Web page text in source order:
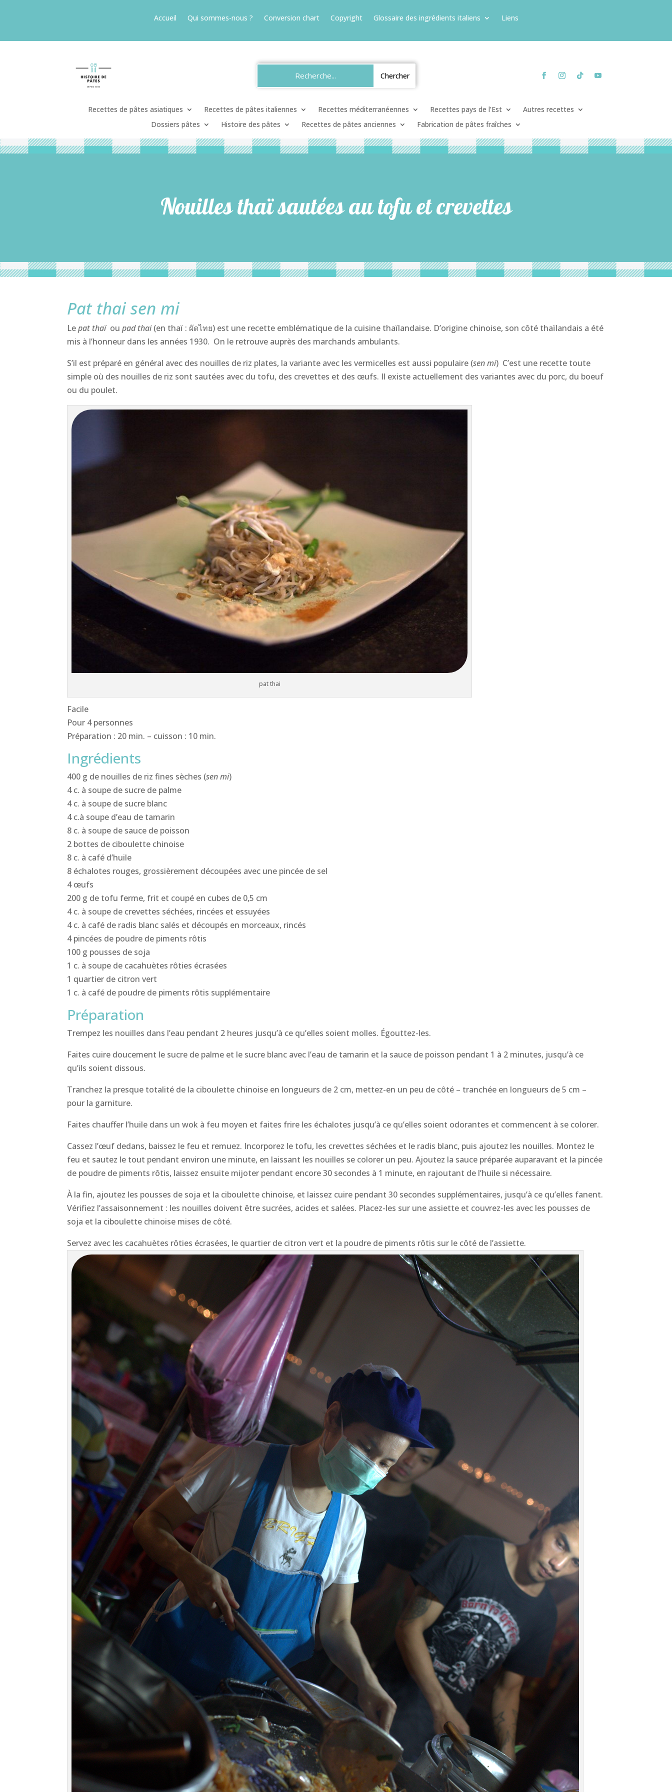
Accueil Qui sommes-nous ? Conversion chart Copyright Glossaire des ingrédients italiens Liens
Recettes de pâtes asiatiques Recettes de pâtes italiennes Recettes méditerranéennes Recettes pays de l’Est
Autres recettes
Dossiers pâtes
Histoire des pâtes Recettes de pâtes anciennes Fabrication de pâtes fraîches
Nouilles thaï sautées au tofu et crevettes
Pat thai sen mi
Lepat thaïoupad thai(en thaï : ผัดไทย) est une recette emblématique de la cuisine thaïlandaise. D’origine chinoise, son côté thaïlandais a été
mis à l’honneur dans les années 1930. On le retrouve auprès des marchands ambulants.
S’il est préparé en général avec des nouilles de riz plates, la variante avec les vermicelles est aussi populaire (sen mi) C’est une recette toute
simple où des nouilles de riz sont sautées avec du tofu, des crevettes et des œufs. Il existe actuellement des variantes avec du porc, du boeuf
ou du poulet.
pat thai
Facile
Pour 4 personnes
Préparation : 20 min. – cuisson : 10 min.
Ingrédients
400 g de nouilles de riz fines sèches (sen mi)
4 c. à soupe de sucre de palme
4 c. à soupe de sucre blanc
4 c.à soupe d’eau de tamarin
8 c. à soupe de sauce de poisson
2 bottes de ciboulette chinoise
8 c. à café d’huile
8 échalotes rouges, grossièrement découpées avec une pincée de sel
4 œufs
200 g de tofu ferme, frit et coupé en cubes de 0,5 cm
4 c. à soupe de crevettes séchées, rincées et essuyées
4 c. à café de radis blanc salés et découpés en morceaux, rincés
4 pincées de poudre de piments rôtis
100 g pousses de soja
1 c. à soupe de cacahuètes rôties écrasées
1 quartier de citron vert
1 c. à café de poudre de piments rôtis supplémentaire
Préparation
Trempez les nouilles dans l’eau pendant 2 heures jusqu’à ce qu’elles soient molles. Égouttez-les.
Faites cuire doucement le sucre de palme et le sucre blanc avec l’eau de tamarin et la sauce de poisson pendant 1 à 2 minutes, jusqu’à ce
qu’ils soient dissous.
Tranchez la presque totalité de la ciboulette chinoise en longueurs de 2 cm, mettez-en un peu de côté – tranchée en longueurs de 5 cm –
pour la garniture.
Faites chauffer l’huile dans un wok à feu moyen et faites frire les échalotes jusqu’à ce qu’elles soient odorantes et commencent à se colorer.
Cassez l’œuf dedans, baissez le feu et remuez. Incorporez le tofu, les crevettes séchées et le radis blanc, puis ajoutez les nouilles. Montez le
feu et sautez le tout pendant environ une minute, en laissant les nouilles se colorer un peu. Ajoutez la sauce préparée auparavant et la pincée
de poudre de piments rôtis, laissez ensuite mijoter pendant encore 30 secondes à 1 minute, en rajoutant de l’huile si nécessaire.
À la fin, ajoutez les pousses de soja et la ciboulette chinoise, et laissez cuire pendant 30 secondes supplémentaires, jusqu’à ce qu’elles fanent.
Vérifiez l’assaisonnement : les nouilles doivent être sucrées, acides et salées. Placez-les sur une assiette et couvrez-les avec les pousses de
soja et la ciboulette chinoise mises de côté.
Servez avec les cacahuètes rôties écrasées, le quartier de citron vert et la poudre de piments rôtis sur le côté de l’assiette.